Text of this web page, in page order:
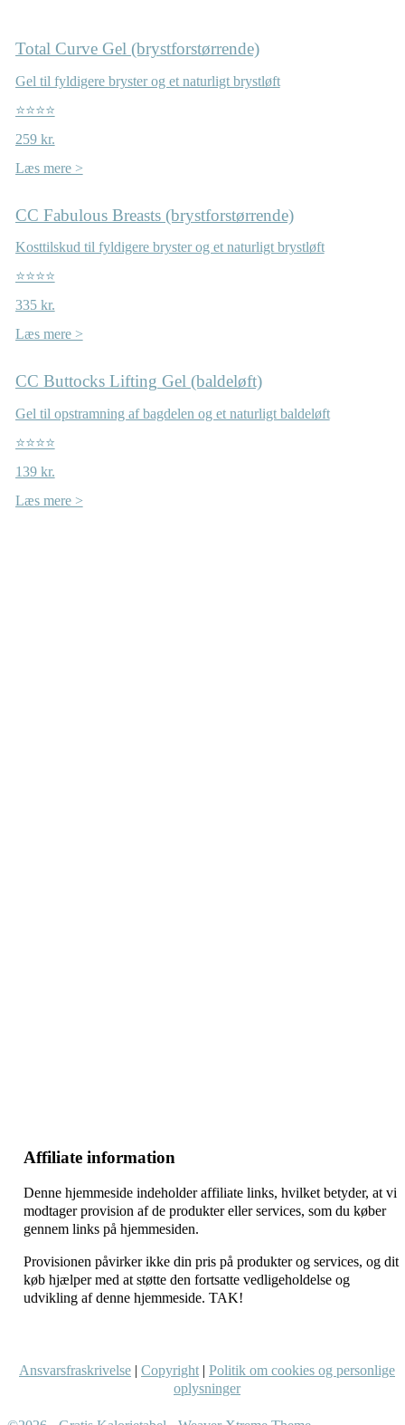
Total Curve Gel (brystforstørrende)
Gel til fyldigere bryster og et naturligt brystløft
⭐⭐⭐⭐
259 kr.
Læs mere >
CC Fabulous Breasts (brystforstørrende)
Kosttilskud til fyldigere bryster og et naturligt brystløft
⭐⭐⭐⭐
335 kr.
Læs mere >
CC Buttocks Lifting Gel (baldeløft)
Gel til opstramning af bagdelen og et naturligt baldeløft
⭐⭐⭐⭐
139 kr.
Læs mere >
Affiliate information
Denne hjemmeside indeholder affiliate links, hvilket betyder, at vi
modtager provision af de produkter eller services, som du køber
gennem links på hjemmesiden.
Provisionen påvirker ikke din pris på produkter og services, og dit
køb hjælper med at støtte den fortsatte vedligeholdelse og
udvikling af denne hjemmeside. TAK!
Ansvarsfraskrivelse | Copyright | Politik om cookies og personlige
oplysninger